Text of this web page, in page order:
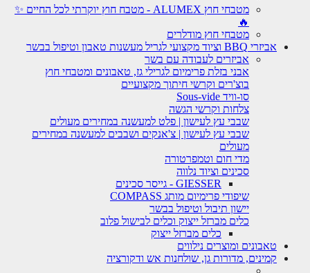
מטבחי חוץ ALUMEX - מטבח חוץ יוקרתי לכל החיים ✨
מטבחי חוץ מודלרים
אביזרי BBQ וציוד מקצועי לגריל מעשנות טאבון וטיפול בבשר
אביזרים לעבודה עם בשר
אבני בזלת פרימיום לגרילי גז, טאבונים ומטבחי חוץ
בוצ'רים וקרשי חיתוך מקצועיים
סו-וויד Sous-vide
צלחות וקרשי הגשה
שבבי עץ לעישון | פלט למעשנה במחירים מעולים
שבבי עץ לעישון | צ'אנקים ושבבים למעשנה במחירים
מעולים
מדי חום וטמפרטורה
סכינים וציוד נלווה
GIESSER - גייסר סכינים
שיפודי פרימיום מותג COMPASS
יישון תיבול וטיפול בבשר
כלים מברזל ייצוק וכלים לבישול פלוב
כלים מברזל ייצוק
טאבונים ומוצרים נילווים
קמינים, מדורות גן, שולחנות אש ודקורציה